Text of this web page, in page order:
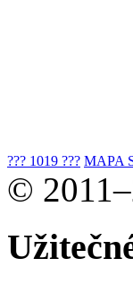
??? 1019 ??? MAPA
©